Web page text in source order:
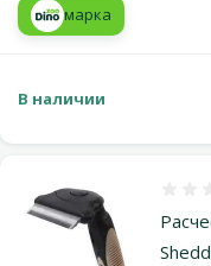
марка
В наличии